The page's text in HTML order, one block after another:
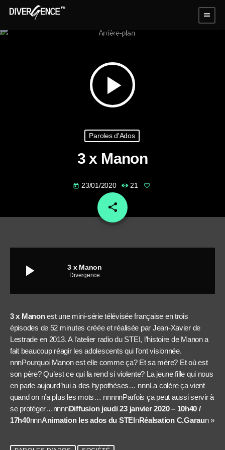
menu
play_arrow
Paroles d'Ados
3 x Manon
today 23/01/2020 21
share
email
play_arrow 3 x Manon
Divergence
3 x Manonest une mini-série télévisée française en trois
épisodes de 52 minutes créée et réalisée par Jean-Xavier de
Lestrade en 2013. A l’atelier radio du STEI, l’histoire de Manon a
fait beaucoup réagir les adolescents qui l’ont visionnée.
nnnPourquoi Manon est elle comme ça? Et sa mère? Et où est
son père? Qu’est ce qui la rend si violente? La jeune fille qui nous
en parle aujourd’hui a des hypothèses… nnnLa colère ça vient
quand on n’a plus les mots… nnnnnParfois ça peut aussi servir à
se protéger…nnnnDiffusion jeudi 23 janvier 2020 – 10h40 /
17h40nnnAnimation les ados du STEInRéalsation C.Garaun »